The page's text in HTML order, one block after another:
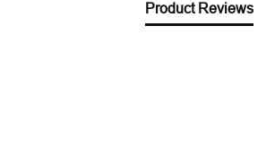
Product Reviews